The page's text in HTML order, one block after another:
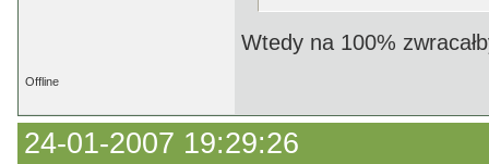
Wtedy na 100%
Offline
24-01-2007 19:29:26